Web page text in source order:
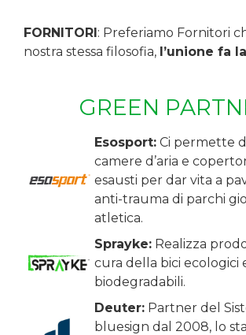
FORNITORI: Preferiamo Fornitori
nostra stessa filosofia, l’unione fa
GREEN
Esosport: Ci permette
camere d’aria e
esausti per dar vita a
anti-trauma di parchi
atletica.
Sprayke: Realizza
cura della bici ecologici
biodegradabili.
Deuter: Partner del
bluesign dal 2008, lo